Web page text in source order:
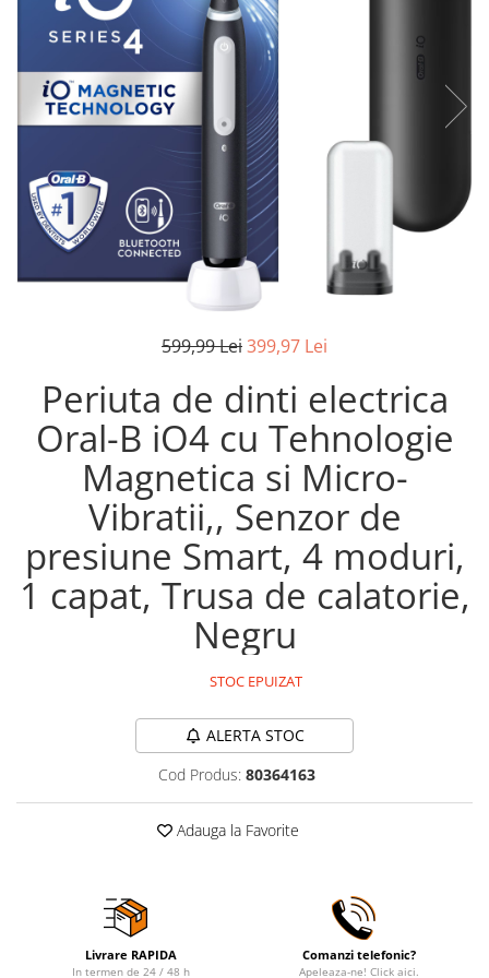
Pistoale de lipit
Termometre bucatarie
Tigai si Seturi
Unelte si aparate de masura
Veioze si Lampi
Vopsele si Pigmenti
Perii de par electrice
Uscatoare de par
599,99 Lei399,97 Lei
Periuta de dinti electrica
Oral-B iO4 cu Tehnologie
Magnetica si Micro-
Vibratii,, Senzor de
presiune Smart, 4 moduri,
1 capat, Trusa de calatorie,
Negru
STOC EPUIZAT
ALERTA STOC
Cod Produs: 80364163
Adauga la Favorite
Livrare RAPIDA
In termen de 24 / 48 h
Comanzi telefonic?
Apeleaza-ne! Click aici.